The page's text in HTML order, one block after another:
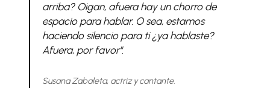
arriba? Oigan, afuera hay un chorro de
espacio para hablar. O sea, estamos
haciendo silencio para ti ¿ya hablaste?
Afuera, por favor".
Susana Zabaleta, actriz y cantante.